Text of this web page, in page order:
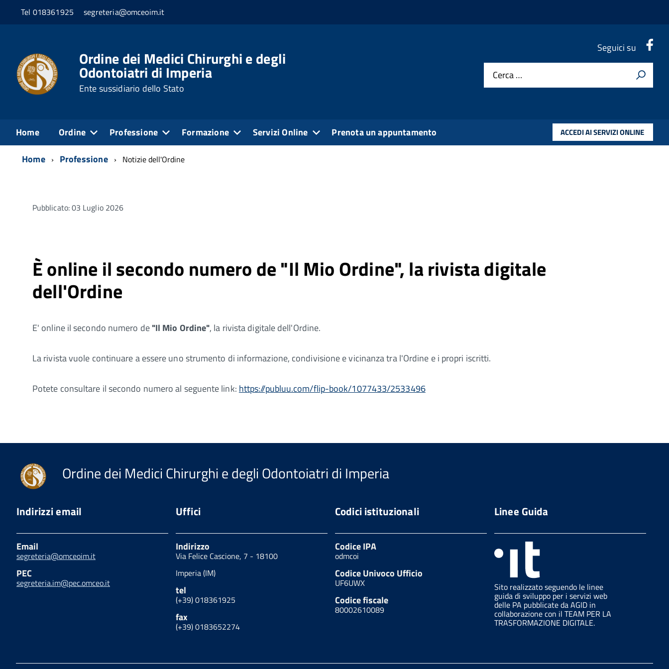
Tel 018361925 segreteria@omceoim.it
Ordine dei Medici Chirurghi e degli
Odontoiatri di Imperia
Ente sussidiario dello Stato
Seguici su .
Cerca …
Home Ordine Professione Formazione Servizi Online Prenota un appuntamento ACCEDI AI SERVIZI ONLINE
Home Professione Notizie dell'Ordine
Pubblicato: 03 Luglio 2026
È online il secondo numero de "Il Mio Ordine", la rivista digitale
dell'Ordine
E' online il secondo numero de"Il Mio Ordine", la rivista digitale dell'Ordine.
La rivista vuole continuare a essere uno strumento di informazione, condivisione e vicinanza tra l'Ordine e i propri iscritti.
Potete consultare il secondo numero al seguente link: https://publuu.com/flip-book/1077433/2533496
Ordine dei Medici Chirurghi e degli Odontoiatri di Imperia
Indirizzi email
Email
segreteria@omceoim.it
PEC
segreteria.im@pec.omceo.it
Uffici
Indirizzo
Via Felice Cascione, 7 - 18100
Imperia (IM)
tel
(+39) 018361925
fax
(+39) 0183652274
Codici istituzionali
Codice IPA
odmcoi
Codice Univoco Ufficio
UF6UWX
Codice fiscale
80002610089
Linee Guida
Sito realizzato seguendo le linee
guida di sviluppo per i servizi web
delle PA pubblicate da AGID in
collaborazione con il TEAM PER LA
TRASFORMAZIONE DIGITALE.